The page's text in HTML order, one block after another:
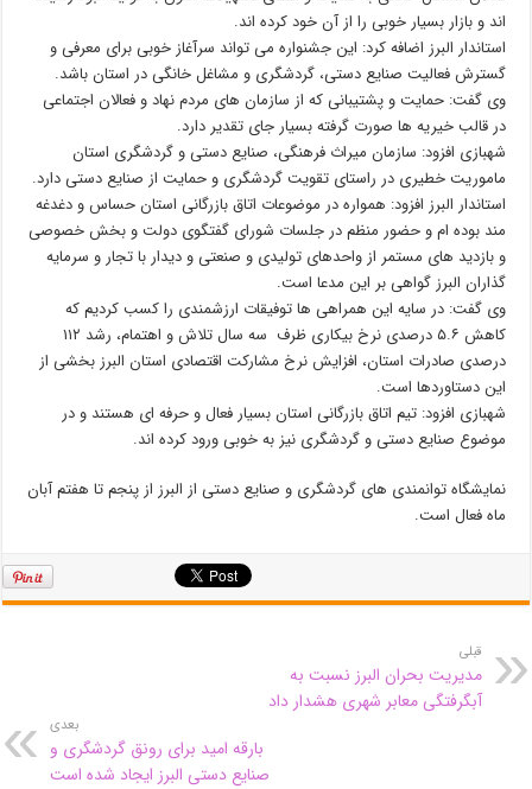
اند و بازار بسیار خوبی را از آن خود کرده اند.
استاندار البرز اضافه کرد: این جشنواره می تواند سرآغاز خوبی برای معرفی و
گسترش فعالیت صنایع دستی، گردشگری و مشاغل خانگی در استان باشد.
وی گفت: حمایت و پشتیبانی که از سازمان های مردم نهاد و فعالان اجتماعی
در قالب خیریه ها صورت گرفته بسیار جای تقدیر دارد.
شهبازی افزود: سازمان میراث فرهنگی، صنایع دستی و گردشگری استان
ماموریت خطیری در راستای تقویت گردشگری و حمایت از صنایع دستی دارد.
استاندار البرز افزود: همواره در موضوعات اتاق بازرگانی استان حساس و دغدغه
مند بوده ام و حضور منظم در جلسات شورای گفتگوی دولت و بخش خصوصی
و بازدید های مستمر از واحدهای تولیدی و صنعتی و دیدار با تجار و سرمایه
گذاران البرز گواهی بر این مدعا است.
وی گفت: در سایه این همراهی ها توفیقات ارزشمندی را کسب کردیم که
کاهش ۵.۶ درصدی نرخ بیکاری ظرف سه سال تلاش و اهتمام، رشد ۱۱۲
درصدی صادرات استان، افزایش نرخ مشارکت اقتصادی استان البرز بخشی از
این دستاوردها است.
شهبازی افزود: تیم اتاق بازرگانی استان بسیار فعال و حرفه ای هستند و در
موضوع صنایع دستی و گردشگری نیز به خوبی ورود کرده اند.
نمایشگاه توانمندی های گردشگری و صنایع دستی از البرز از پنجم تا هفتم آبان
ماه فعال است.
قبلی
مدیریت بحران البرز نسبت به
آبگرفتگی معابر شهری هشدار داد
بعدی
بارقه امید برای رونق گردشگری و
صنایع دستی البرز ایجاد شده است